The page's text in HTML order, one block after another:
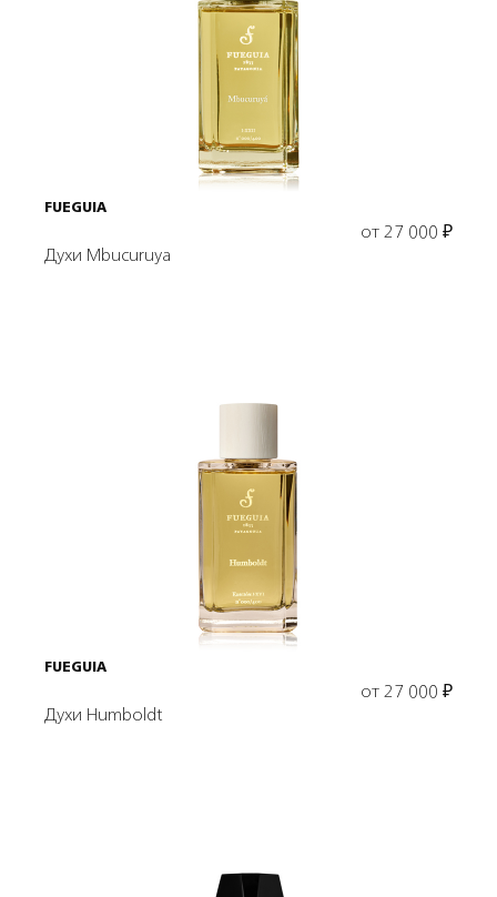
Выбрать объем
FUEGUIA
от 27 000 ₽
Духи Mbucuruya
Выбрать объем
FUEGUIA
от 27 000 ₽
Духи Humboldt